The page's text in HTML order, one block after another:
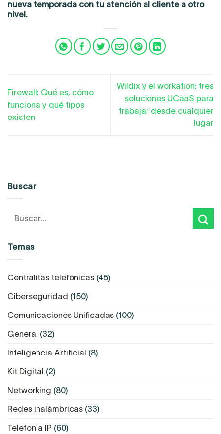
nueva temporada con tu atención al cliente a otro
nivel.
Firewall: Qué es, cómo
funciona y qué tipos
existen
Wildix y el workation: tres
soluciones UCaaS para
trabajar desde cualquier
lugar
Buscar
Temas
Centralitas telefónicas (45)
Ciberseguridad (150)
Comunicaciones Unificadas (100)
General (32)
Inteligencia Artificial (8)
Kit Digital (2)
Networking (80)
Redes inalámbricas (33)
Telefonía IP (60)